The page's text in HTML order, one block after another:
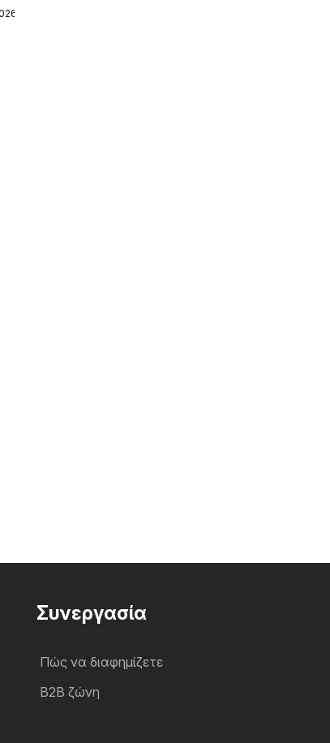
Συνεργασία
Πώς να διαφημίζετε
B2B ζώνη